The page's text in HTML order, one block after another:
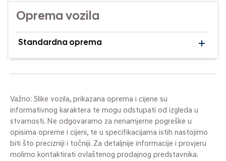
Oprema vozila
Standardna oprema
Važno: Slike vozila, prikazana oprema i cijene su
informativnog karaktera te mogu odstupati od izgleda u
stvarnosti. Ne odgovaramo za nenamjerne pogreške u
opisima opreme i cijeni, te u specifikacijama istih nastojimo
biti što precizniji i točniji. Za detaljnije informacije i provjeru
molimo kontaktirati ovlaštenog prodajnog predstavnika.